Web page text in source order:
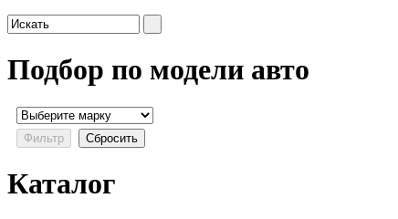
Подбор по модели авто
Каталог